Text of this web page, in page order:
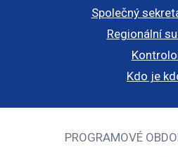
Společný
Regionální
Kdo je
PROGRAMOVÉ